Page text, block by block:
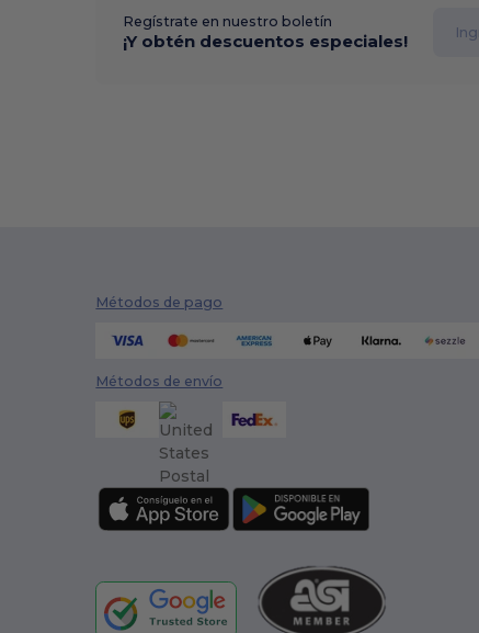
Regístrate en nuestro boletín
¡Y obtén descuentos especiales!
Métodos de pago
Métodos de envío